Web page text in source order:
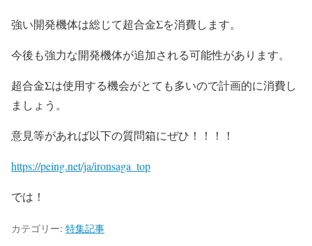
強い開発機体は総じて超合金Σを消費します。
今後も強力な開発機体が追加される可能性があります。
超合金Σは使用する機会がとても多いので計画的に消費し
ましょう。
意見等があれば以下の質問箱にぜひ！！！！
https://peing.net/ja/ironsaga_top
では！
カテゴリー: 特集記事